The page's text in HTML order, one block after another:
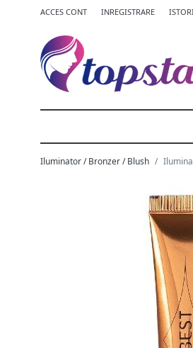
ACCES CONT INREGISTRARE
Iluminator / Bronzer / Blush